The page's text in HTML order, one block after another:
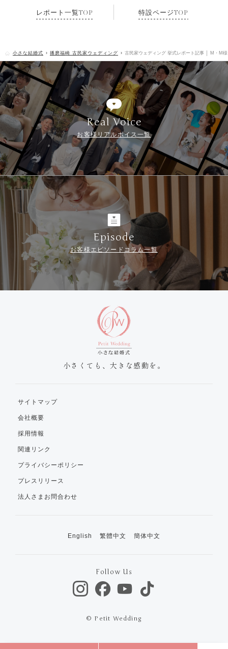
レポート一覧TOP 特設ページTOP
小さな結婚式 播磨福崎 古民家ウェディング 古民家ウェディング 挙式レポート記事 │ M・M
Real Voice
お客様リアルボイス一覧
Episode
お客様エピソードコラム一覧
小さくても、大きな感動を。
サイトマップ
会社概要
採用情報
関連リンク
プライバシーポリシー
プレスリリース
法人さまお問合わせ
English 繁體中文 簡体中文
Follow Us
© Petit Wedding